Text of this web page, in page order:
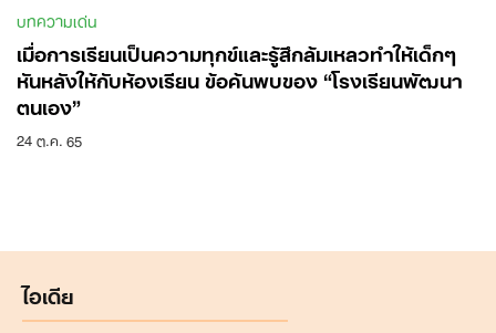
บทความเด่น
เมื่อการเรียนเป็นความทุกข์และรู้สึกล้มเหลวทำให้เด็กๆ
หันหลังให้กับห้องเรียน ข้อค้นพบของ “โรงเรียนพัฒนา
ตนเอง”
24 ต.ค. 65
ไอเดีย